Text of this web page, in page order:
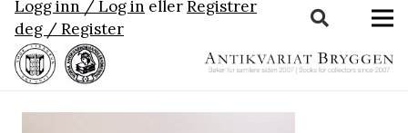
Logg inn / Log in ellerRegistrer
deg / Register